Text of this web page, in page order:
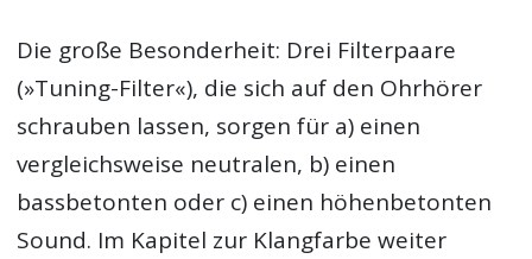
Die große Besonderheit: Drei Filterpaare
(»Tuning-Filter«), die sich auf den Ohrhörer
schrauben lassen, sorgen für a) einen
vergleichsweise neutralen, b) einen
bassbetonten oder c) einen höhenbetonten
Sound. Im Kapitel zur Klangfarbe weiter